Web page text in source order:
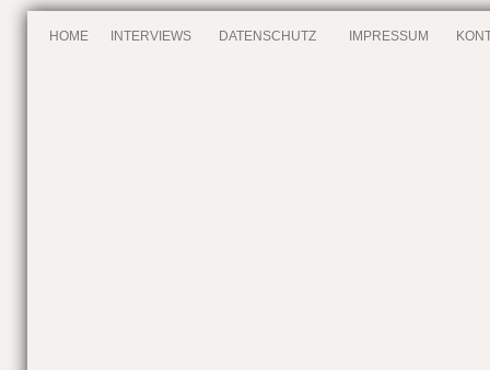
HOME INTERVIEWS DATENSCHUTZ IMPRESSUM